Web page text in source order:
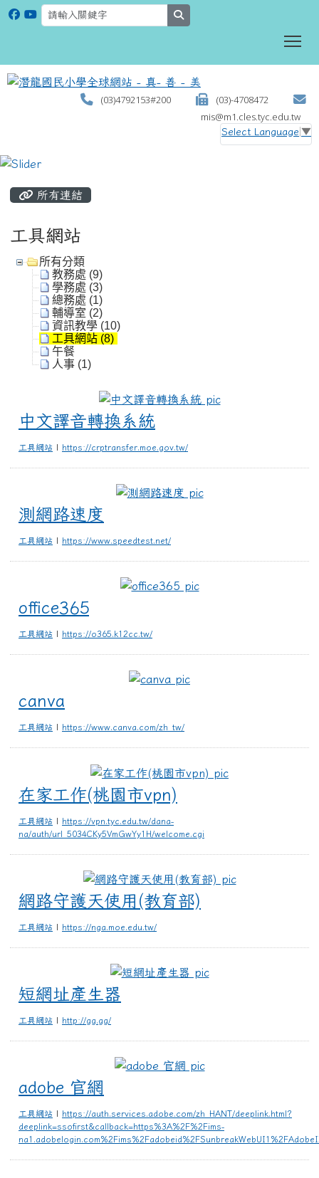
(03)4792153#200
(03)-4708472
mis@m1.cles.tyc.edu.tw
Select Language ▼
所有連結
工具網站
所有分類
教務處 (9)
學務處 (3)
總務處 (1)
輔導室 (2)
資訊教學 (10)
工具網站 (8)
午餐
人事 (1)
中文譯音轉換系統
中文譯音轉換系統
工具網站 | https://crptransfer.moe.gov.tw/
測網路速度
測網路速度
工具網站 | https://www.speedtest.net/
office365
office365
工具網站 | https://o365.k12cc.tw/
canva
canva
工具網站 https://www.canva.com/zh_tw/
在家工作(桃園市
在家工作(桃園市vpn)
工具網站 | https://vpn.tyc.edu.tw/dana-
na/auth/url_5034CKy5VmGwYy1H/welcome.cgi
網路守護天使用
網路守護天使用(教育部)
工具網站 | https://nga.moe.edu.tw/
短網址產生器
短網址產生器
工具網站 | http://gg.gg/
adobe 官網
adobe 官網
工具網站
https://auth.services.adobe.com/zh_HANT/deeplink.html?
deeplink=ssofirst&callback=https%3A%2F%2Fims-